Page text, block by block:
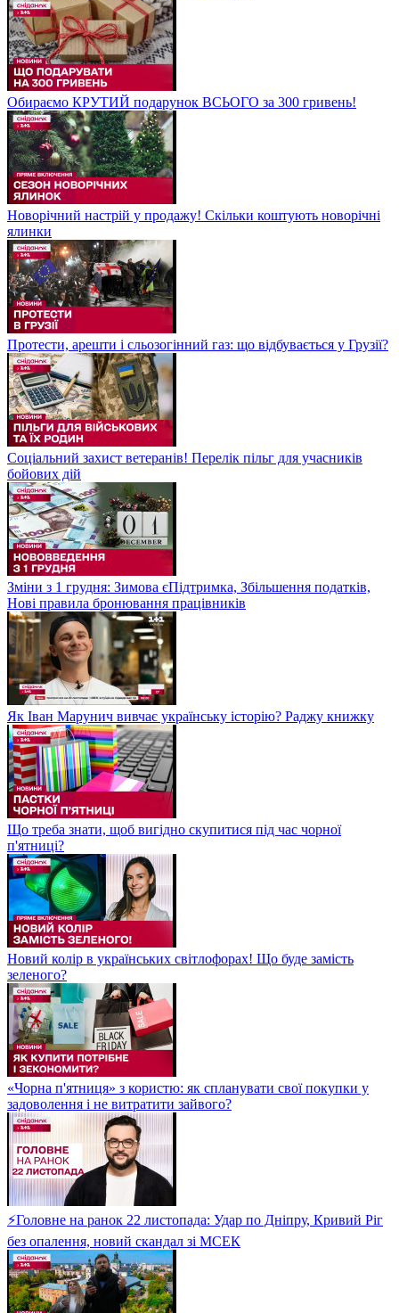
Обираємо КРУТИЙ подарунок ВСЬОГО за 300 гривень!
Новорічний настрій у продажу! Скільки коштують новорічні
ялинки
Протести, арешти і сльозогінний газ: що відбувається у Грузії?
Соціальний захист ветеранів! Перелік пільг для учасників
бойових дій
Зміни з 1 грудня: Зимова єПідтримка, Збільшення податків,
Нові правила бронювання працівників
Як Іван Марунич вивчає українську історію? Раджу книжку
Що треба знати, щоб вигідно скупитися під час чорної
п'ятниці?
Новий колір в українських світлофорах! Що буде замість
зеленого?
«Чорна п'ятниця» з користю: як спланувати свої покупки у
задоволення і не витратити зайвого?
⚡Головне на ранок 22 листопада: Удар по Дніпру, Кривий Ріг
без опалення, новий скандал зі МСЕК